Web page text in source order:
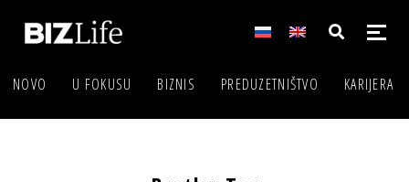
NOVO U FOKUSU BIZNIS PREDUZETNIŠTVO KARIJERA